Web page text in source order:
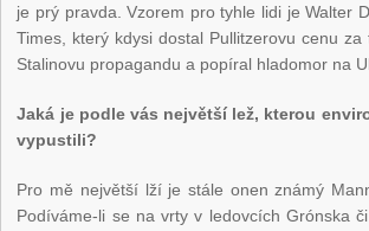
je prý pravda. Vzorem pro tyhle lidi je Walter
Times, který kdysi dostal Pullitzerovu cenu
Stalinovu propagandu a popíral hladomor na
Jaká je podle vás největší lež, kterou
vypustili?
Pro mě největší lží je stále onen známý
Podíváme-li se na vrty v ledovcích Grónska